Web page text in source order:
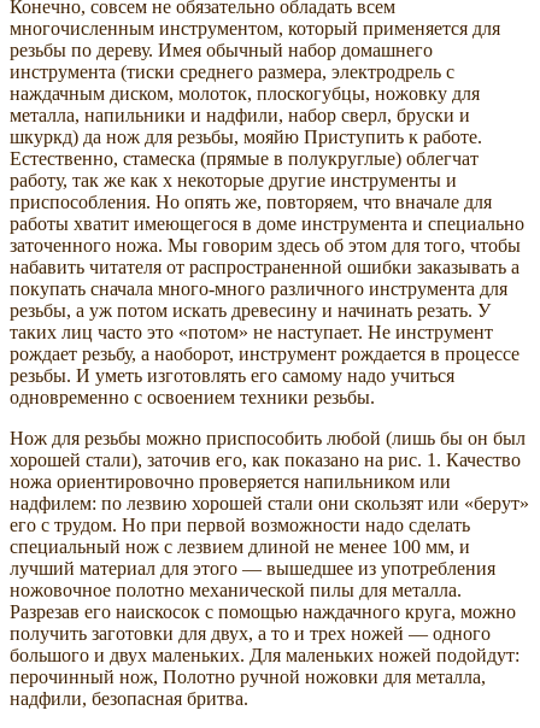
Конечно, совсем не обязательно обладать всем
многочисленным инструментом, который применяется для
резьбы по дереву. Имея обычный набор домашнего
инструмента (тиски среднего размера, электродрель с
наждачным диском, молоток, плоскогубцы, ножовку для
металла, напильники и надфили, набор сверл, бруски и
шкуркд) да нож для резьбы, мояйю Приступить к работе.
Естественно, стамеска (прямые в полукруглые) облегчат
работу, так же как х некоторые другие инструменты и
приспособления. Но опять же, повторяем, что вначале для
работы хватит имеющегося в доме инструмента и специально
заточенного ножа. Мы говорим здесь об этом для того, чтобы
набавить читателя от распространенной ошибки заказывать а
покупать сначала много-много различного инструмента для
резьбы, а уж потом искать древесину и начинать резать. У
таких лиц часто это «потом» не наступает. Не инструмент
рождает резьбу, а наоборот, инструмент рождается в процессе
резьбы. И уметь изготовлять его самому надо учиться
одновременно с освоением техники резьбы.
Нож для резьбы можно приспособить любой (лишь бы он был
хорошей стали), заточив его, как показано на рис. 1. Качество
ножа ориентировочно проверяется напильником или
надфилем: по лезвию хорошей стали они скользят или «берут»
его с трудом. Но при первой возможности надо сделать
специальный нож с лезвием длиной не менее 100 мм, и
лучший материал для этого — вышедшее из употребления
ножовочное полотно механической пилы для металла.
Разрезав его наискосок с помощью наждачного круга, можно
получить заготовки для двух, а то и трех ножей — одного
большого и двух маленьких. Для маленьких ножей подойдут:
перочинный нож, Полотно ручной ножовки для металла,
надфили, безопасная бритва.